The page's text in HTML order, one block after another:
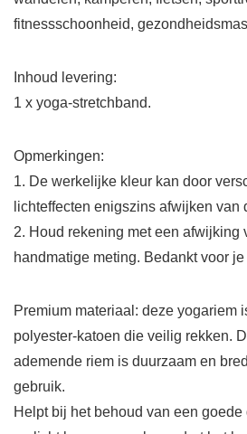
fitnessschoonheid,
Inhoud levering:
1 x yoga-stretchband.
Opmerkingen:
1. De werkelijke kleur kan door
lichteffecten enigszins afwijken van
2. Houd rekening met een afwijking
handmatige meting. Bedankt voor je
Premium materiaal: deze yogariem
polyester-katoen die veilig rekken.
ademende riem is duurzaam en
gebruik.
Helpt bij het behoud van een